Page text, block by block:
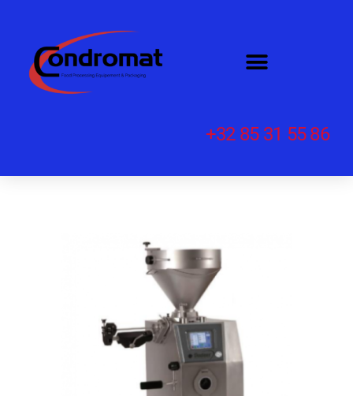
+32 85 31 55 86